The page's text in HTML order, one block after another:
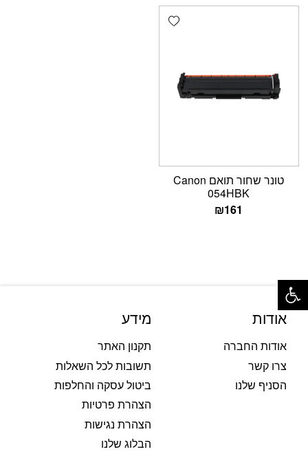
Add wishlist
טונר שחור תואם Canon
054HBK
₪161
אודות
אודות החברה
צרו קשר
הסניף שלנו
מידע
תקנון האתר
תשובות לכל השאלות
ביטול עסקה והחלפות
הצהרת פרטיות
הצהרת נגישות
הבלוג שלנו
פתח סרגל נגישות